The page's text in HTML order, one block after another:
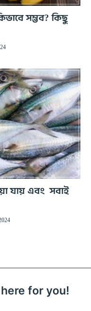
সম্ভব? কিছু
যায় এবং সবাই
for you!